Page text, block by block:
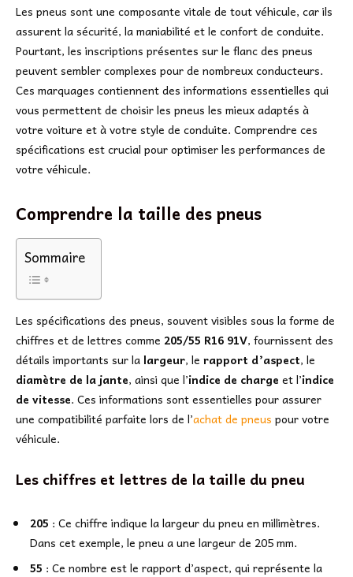
Les pneus sont une composante vitale de tout véhicule, car ils
assurent la sécurité, la maniabilité et le confort de conduite.
Pourtant, les inscriptions présentes sur le flanc des pneus
peuvent sembler complexes pour de nombreux conducteurs.
Ces marquages contiennent des informations essentielles qui
vous permettent de choisir les pneus les mieux adaptés à
votre voiture et à votre style de conduite. Comprendre ces
spécifications est crucial pour optimiser les performances de
votre véhicule.
Comprendre la taille des pneus
Sommaire
Les spécifications des pneus, souvent visibles sous la forme de
chiffres et de lettres comme 205/55 R16 91V, fournissent des
détails importants sur la largeur, le rapport d’aspect, le
diamètre de la jante, ainsi que l’indice de charge et l’indice
de vitesse. Ces informations sont essentielles pour assurer
une compatibilité parfaite lors de l’achat de pneus pour votre
véhicule.
Les chiffres et lettres de la taille du pneu
205 : Ce chiffre indique la largeur du pneu en millimètres.
Dans cet exemple, le pneu a une largeur de 205 mm.
55 : Ce nombre est le rapport d’aspect, qui représente la